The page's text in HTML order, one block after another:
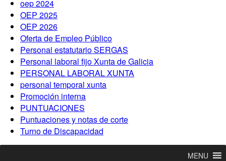
oep 2024
OEP 2025
OEP 2026
Oferta de Empleo Público
Personal estatutario SERGAS
Personal laboral fijo Xunta de Galicia
PERSONAL LABORAL XUNTA
personal temporal xunta
Promoción interna
PUNTUACIONES
Puntuaciones y notas de corte
Turno de Discapacidad
MENU